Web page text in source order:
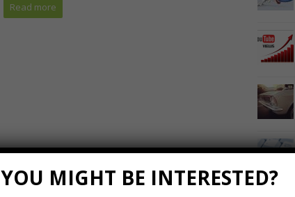
Read more
Marzo
YOU MIGHT BE INTERESTED?